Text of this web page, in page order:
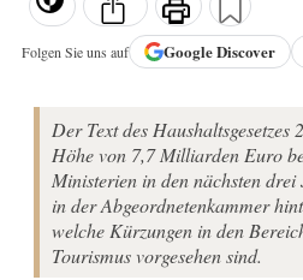
Folgen Sie uns auf GoogleDiscover
Der Text des
Höhe von 7,7 Milliarden Euro
Ministerien in den nächsten
in der Abgeordnetenkammer
welche Kürzungen in den
Tourismus vorgesehen sind.